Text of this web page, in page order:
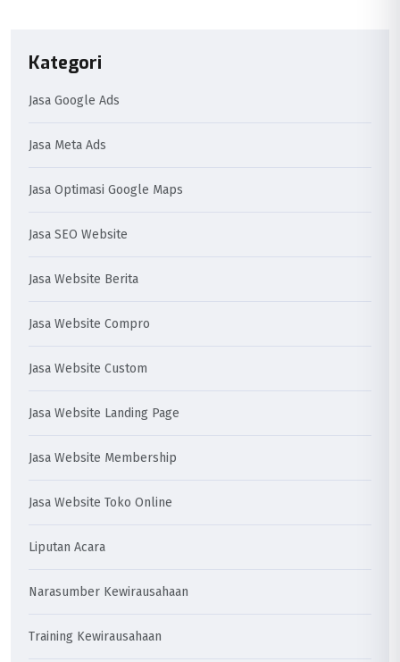
Kategori
Jasa Google Ads
Jasa Meta Ads
Jasa Optimasi Google Maps
Jasa SEO Website
Jasa Website Berita
Jasa Website Compro
Jasa Website Custom
Jasa Website Landing Page
Jasa Website Membership
Jasa Website Toko Online
Liputan Acara
Narasumber Kewirausahaan
Training Kewirausahaan